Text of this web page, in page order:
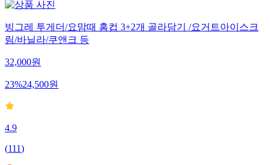
빙그레 투게더/요맘때 홈컵 3+2개 골라담기 /요거트아이스크
림/바닐라/쿠앤크 등
32,000원
23%24,500원
4.9
(111)